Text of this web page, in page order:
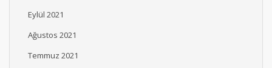
Eylül 2021
Ağustos 2021
Temmuz 2021